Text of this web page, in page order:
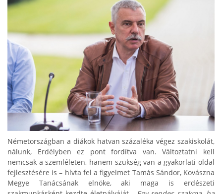
Németországban a diákok hatvan százaléka végez szakiskolát,
nálunk, Erdélyben ez pont fordítva van. Változtatni kell
nemcsak a szemléleten, hanem szükség van a gyakorlati oldal
fejlesztésére is – hívta fel a figyelmet Tamás Sándor, Kovászna
Megye Tanácsának elnöke, aki maga is erdészeti